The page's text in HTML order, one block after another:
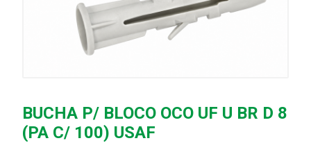
BUCHA P/ BLOCO OCO UF U BR D 8
(PA C/ 100) USAF